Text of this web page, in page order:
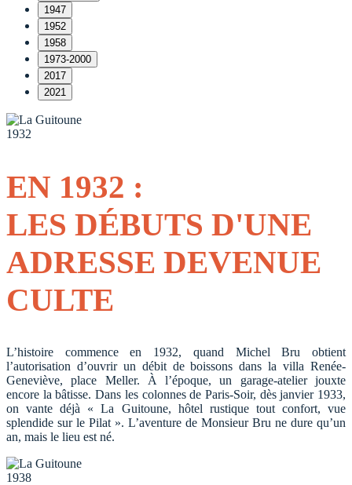
1947
1952
1958
1973-2000
2017
2021
1932
EN 1932 :
LES DÉBUTS D'UNE
ADRESSE DEVENUE
CULTE
L’histoire commence en 1932, quand Michel Bru obtient
l’autorisation d’ouvrir un débit de boissons dans la villa Renée-
Geneviève, place Meller. À l’époque, un garage-atelier jouxte
encore la bâtisse. Dans les colonnes de Paris-Soir, dès janvier 1933,
on vante déjà « La Guitoune, hôtel rustique tout confort, vue
splendide sur le Pilat ». L’aventure de Monsieur Bru ne dure qu’un
an, mais le lieu est né.
1938